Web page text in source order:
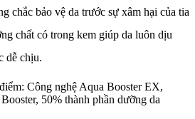
chắc bảo vệ da trước sự xâm hại của tia
chất có trong kem giúp da luôn dịu
dễ chịu.
Công nghệ Aqua Booster EX,
50% thành phần dưỡng da